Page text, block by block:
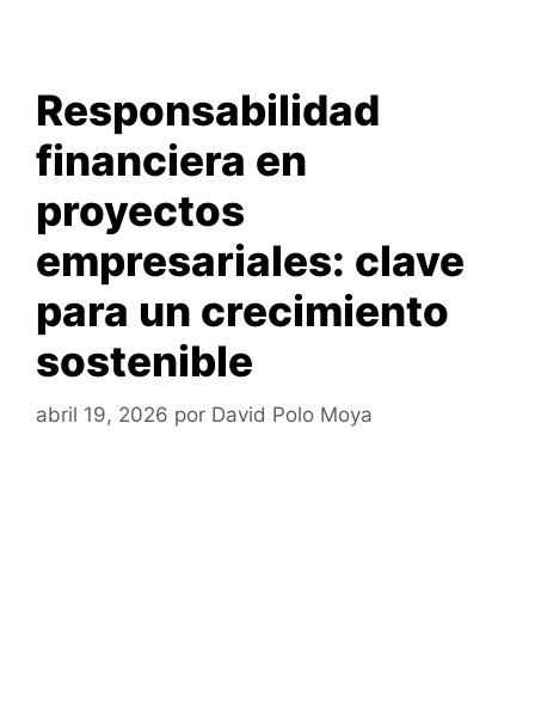
Responsabilidad
financiera en
proyectos
empresariales: clave
para un crecimiento
sostenible
abril 19, 2026 por David Polo Moya